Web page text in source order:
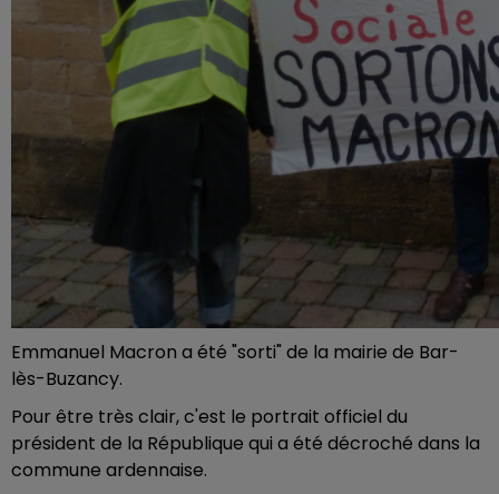
Emmanuel Macron a été "sorti" de la mairie de Bar-
lès-Buzancy.
Pour être très clair, c'est le portrait officiel du
président de la République qui a été décroché dans la
commune ardennaise.